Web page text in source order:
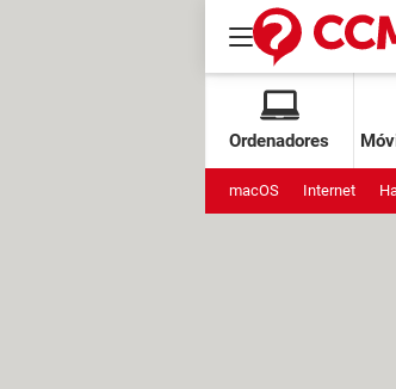
Ordenadores
macOS Internet